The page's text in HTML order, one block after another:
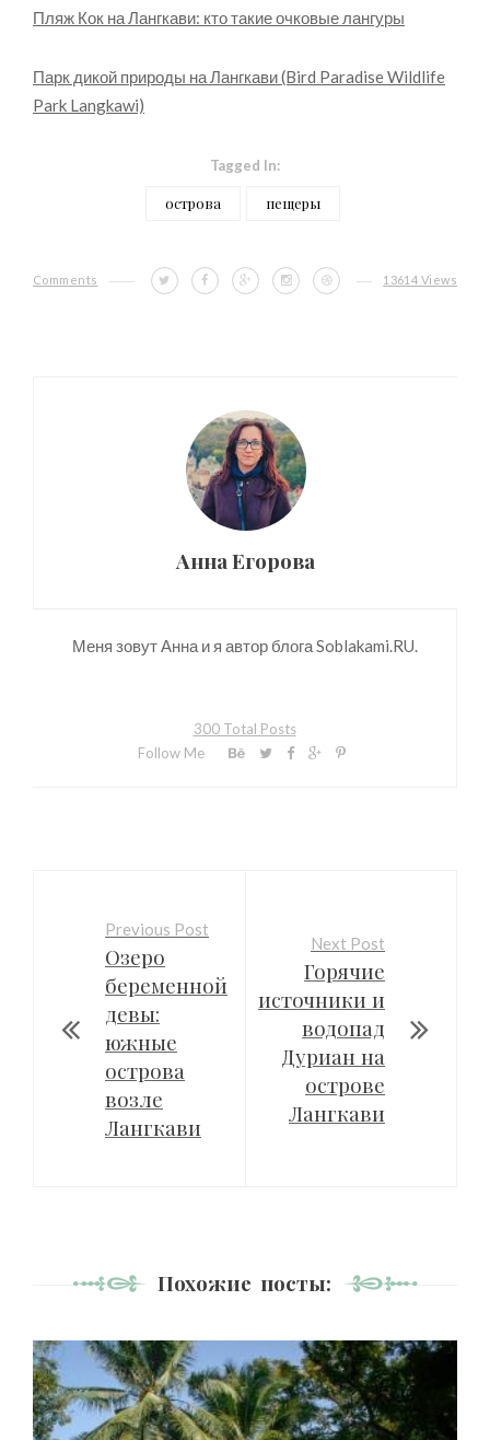
Пляж Кок на Лангкави: кто такие очковые лангуры
Парк дикой природы на Лангкави (Bird Paradise Wildlife
Park Langkawi)
Tagged In:
острова пещеры
Comments 13614 Views
Анна Егорова
Меня зовут Анна и я автор блога Soblakami.RU.
300 Total Posts
Follow Me
Previous Post
Озеро
беременной
девы:
южные
острова
возле
Лангкави
Next Post
Горячие
источники и
водопад
Дуриан на
острове
Лангкави
Похожие посты: